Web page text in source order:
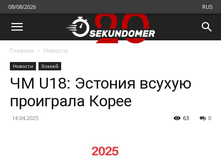
08/08/2026 RUS
Главная Новости
Новости Хоккей
ЧМ U18: Эстония всухую
проиграла Корее
14.04.2025 0
63